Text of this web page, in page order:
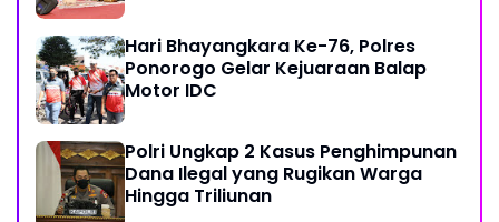
Hari Bhayangkara Ke-76, Polres
Ponorogo Gelar Kejuaraan Balap
Motor IDC
Polri Ungkap 2 Kasus Penghimpunan
Dana Ilegal yang Rugikan Warga
Hingga Triliunan